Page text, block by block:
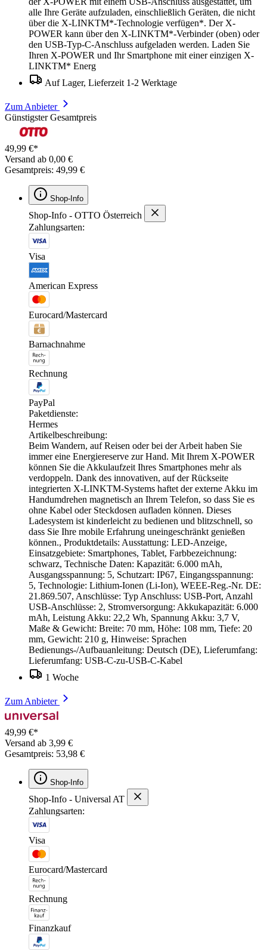
alle Ihre Geräte aufzuladen, einschließlich Geräten, die nicht
über die X-LINKTM*-Technologie verfügen*. Der X-
POWER kann über den X-LINKTM*-Verbinder (oben) oder
den USB-Typ-C-Anschluss aufgeladen werden. Laden Sie
Ihren X-POWER und Ihr Smartphone mit einer einzigen X-
LINKTM* Energ
Auf Lager, Lieferzeit 1-2 Werktage
Zum Anbieter
Günstigster Gesamtpreis
49,99 €*
Versand ab 0,00 €
Gesamtpreis: 49,99 €
Shop-Info
Shop-Info - OTTO Österreich
Zahlungsarten:
Visa
American Express
Eurocard/Mastercard
Barnachnahme
Rechnung
PayPal
Paketdienste:
Hermes
Artikelbeschreibung:
Beim Wandern, auf Reisen oder bei der Arbeit haben Sie
immer eine Energiereserve zur Hand. Mit Ihrem X-POWER
können Sie die Akkulaufzeit Ihres Smartphones mehr als
verdoppeln. Dank des innovativen, auf der Rückseite
integrierten X-LINKTM-Systems haftet der externe Akku im
Handumdrehen magnetisch an Ihrem Telefon, so dass Sie es
ohne Kabel oder Steckdosen aufladen können. Dieses
Ladesystem ist kinderleicht zu bedienen und blitzschnell, so
dass Sie Ihre mobile Erfahrung uneingeschränkt genießen
können., Produktdetails: Ausstattung: LED-Anzeige,
Einsatzgebiete: Smartphones, Tablet, Farbbezeichnung:
schwarz, Technische Daten: Kapazität: 6.000 mAh,
Ausgangsspannung: 5, Schutzart: IP67, Eingangsspannung:
5, Technologie: Lithium-Ionen (Li-Ion), WEEE-Reg.-Nr. DE:
21.869.507, Anschlüsse: Typ Anschluss: USB-Port, Anzahl
USB-Anschlüsse: 2, Stromversorgung: Akkukapazität: 6.000
mAh, Leistung Akku: 22,2 Wh, Spannung Akku: 3,7 V,
Maße & Gewicht: Breite: 70 mm, Höhe: 108 mm, Tiefe: 20
mm, Gewicht: 210 g, Hinweise: Sprachen
Bedienungs-/Aufbauanleitung: Deutsch (DE), Lieferumfang:
Lieferumfang: USB-C-zu-USB-C-Kabel
1 Woche
Zum Anbieter
49,99 €*
Versand ab 3,99 €
Gesamtpreis: 53,98 €
Shop-Info
Shop-Info - Universal AT
Zahlungsarten:
Visa
Eurocard/Mastercard
Rechnung
Finanzkauf